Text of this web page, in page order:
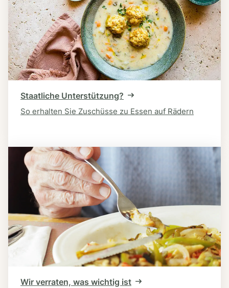
Staatliche Unterstützung?
So erhalten Sie Zuschüsse zu Essen auf Rädern
Wir verraten, was wichtig ist